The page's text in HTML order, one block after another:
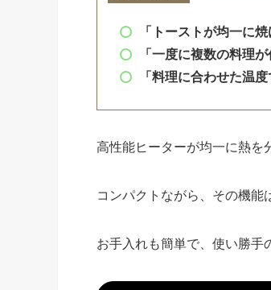
「トーストが均一に
「一度に複数の料理
「料理に合わせた温
高性能ヒーターが均一に熱を
コンパクトながら、その機能
お手入れも簡単で、使い勝手